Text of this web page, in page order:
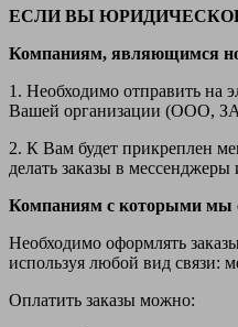
ЕСЛИ ВЫ
Компаниям, являющимся
1. Необходимо отправить на
Вашей организации (ООО,
2. К Вам будет прикреплен
делать заказы в
Компаниям с которыми мы
Необходимо оформлять
используя любой вид связи:
Оплатить заказы можно: